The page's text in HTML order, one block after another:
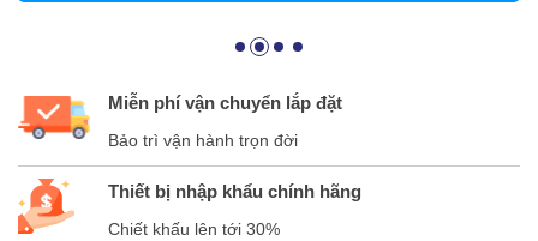
Miễn phí vận chuyển lắp đặt
Bảo trì vận hành trọn đời
Thiết bị nhập khẩu chính hãng
Chiết khấu lên tới 30%